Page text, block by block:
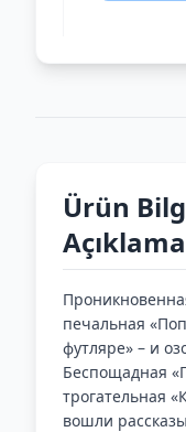
Ürün
печальная
футляре» – и
Беспощадная
трогательная
вошли